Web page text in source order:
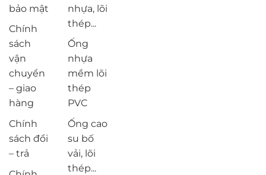
bảo mật
Chính
sách
vận
chuyển
– giao
hàng
Chính
sách đổi
– trả
nhựa, lõi
thép...
Ống
nhựa
mềm lõi
thép
PVC
Ống cao
su bố
vải, lõi
thép...